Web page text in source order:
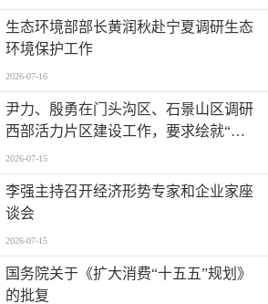
生态环境部部长黄润秋赴宁夏调研生态
环境保护工作
2026-07-16
尹力、殷勇在门头沟区、石景山区调研
西部活力片区建设工作，要求绘就“山
水京西、活力永定”新图景
2026-07-15
李强主持召开经济形势专家和企业家座
谈会
2026-07-15
国务院关于《扩大消费“十五五”规划》
的批复